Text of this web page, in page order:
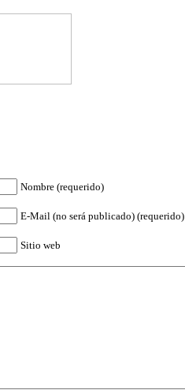
Nombre (requerido)
E-Mail (no será publicado) (requerido)
Sitio web